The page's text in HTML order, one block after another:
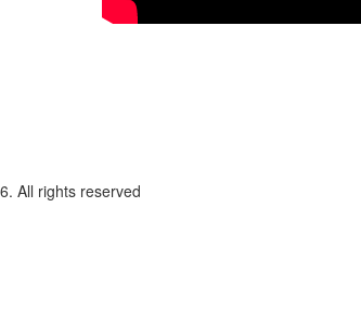
All rights reserved